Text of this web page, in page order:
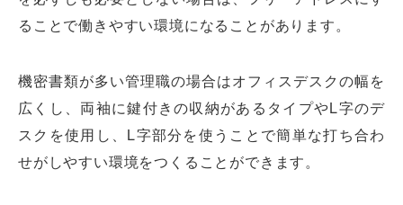
ることで働きやすい環境になることがあります。
機密書類が多い管理職の場合はオフィスデスクの幅を
広くし、両袖に鍵付きの収納があるタイプやL字のデ
スクを使用し、L字部分を使うことで簡単な打ち合わ
せがしやすい環境をつくることができます。